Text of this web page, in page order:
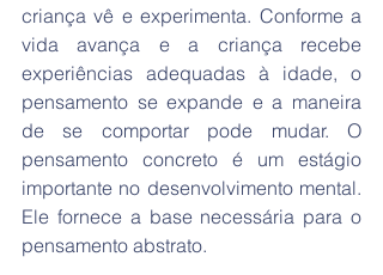
criança vê e experimenta. Conforme a
vida avança e a criança recebe
experiências adequadas à idade, o
pensamento se expande e a maneira
de se comportar pode mudar. O
pensamento concreto é um estágio
importante no desenvolvimento mental.
Ele fornece a base necessária para o
pensamento abstrato.